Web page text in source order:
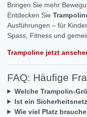
Bringen Sie mehr
Entdecken Sie
Ausführungen – für
Spass, Fitness und
Trampoline jetzt
FAQ: Häufige
Welche Trampolin-
Ist ein
Wie viel Platz